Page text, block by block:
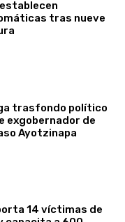
tras nueve
trasfondo político
exgobernador de
Ayotzinapa
14 víctimas de